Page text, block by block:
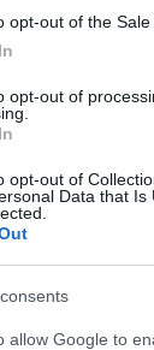
opt-out of the Sale
opt-out of
opt-out of
Data that
allow Google to
di grande
luogo
di
sport
E tu,
che ti